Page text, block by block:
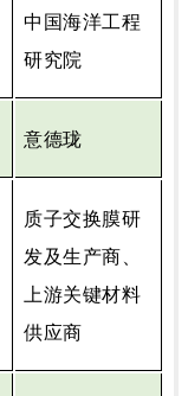
中国海洋工程
研究院
意德珑
质子交换膜研
发及生产商、
上游关键材料
供应商